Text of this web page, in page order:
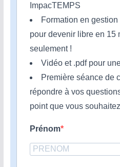
ImpacTEMPS
Formation en
pour devenir libre en 15
seulement !
Vidéo et .pdf pour
Première séance de
répondre à vos
point que vous
Prénom